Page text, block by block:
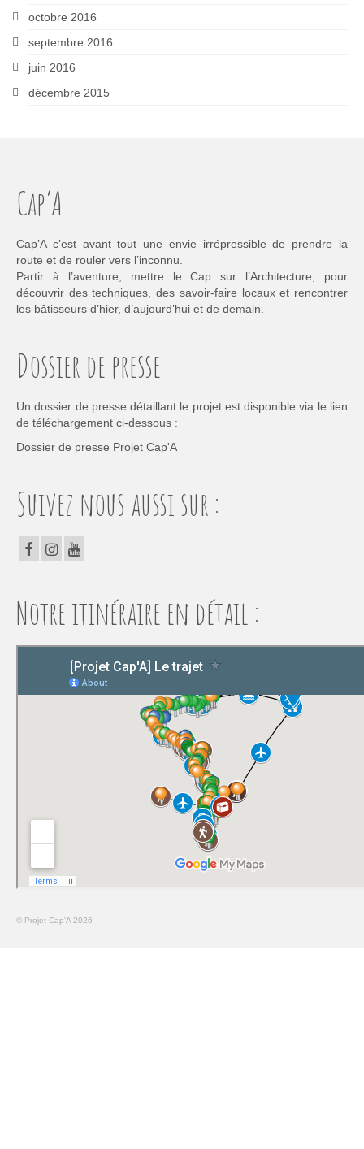
octobre 2016
septembre 2016
juin 2016
décembre 2015
Cap’A
Cap’A c’est avant tout une envie irrépressible de prendre la
route et de rouler vers l’inconnu.
Partir à l’aventure, mettre le Cap sur l’Architecture, pour
découvrir des techniques, des savoir-faire locaux et rencontrer
les bâtisseurs d’hier, d’aujourd’hui et de demain.
Dossier de presse
Un dossier de presse détaillant le projet est disponible via le lien
de téléchargement ci-dessous :
Dossier de presse Projet Cap'A
Suivez nous aussi sur :
Notre itinéraire en détail :
© Projet Cap'A 2026